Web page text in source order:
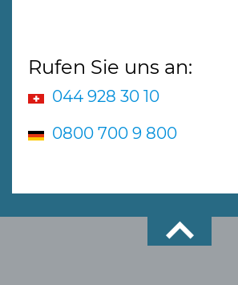
Rufen Sie uns an:
044 928 30 10
0800 700 9 800